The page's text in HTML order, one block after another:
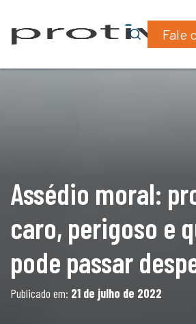
Fale
Assédio moral:
caro, perigoso e
pode passar
Publicado em: 21 de julho de 2022